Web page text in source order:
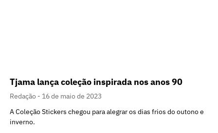
Tjama lança coleção inspirada nos anos 90
Redação
16 de maio de 2023
A Coleção Stickers chegou para alegrar os dias frios do outono e
inverno.